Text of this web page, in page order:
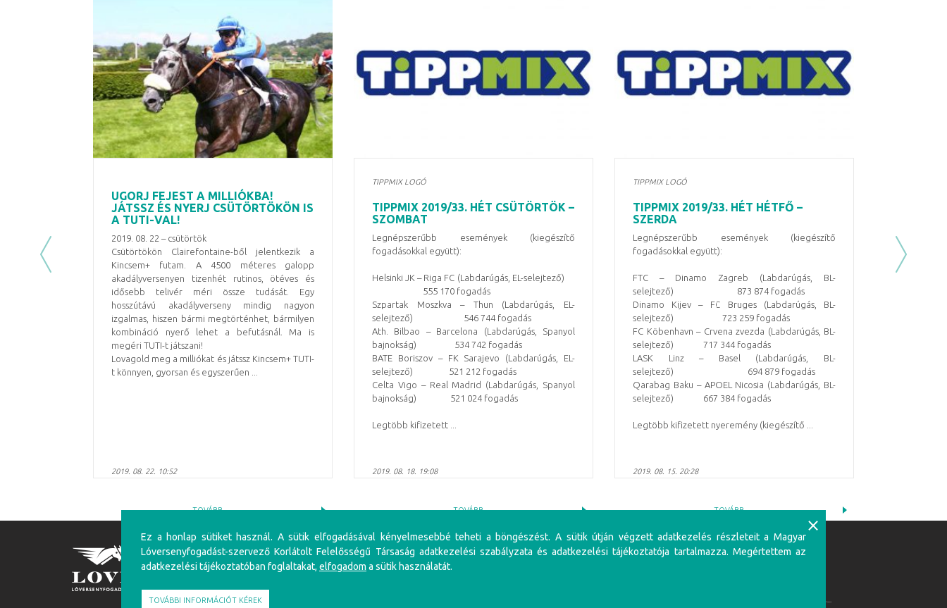
UGORJ FEJEST A MILLIÓKBA!
JÁTSSZ ÉS NYERJ CSÜTÖRTÖKÖN IS
A TUTI-VAL!
2019. 08. 22 – csütörtök
Csütörtökön Clairefontaine-ből jelentkezik a
Kincsem+ futam. A 4500 méteres galopp
akadályversenyen tizenhét rutinos, ötéves és
idősebb telivér méri össze tudását. Egy
hosszútávú akadályverseny mindig nagyon
izgalmas, hiszen bármi megtörténhet, bármilyen
kombináció nyerő lehet a befutásnál. Ma is
megéri TUTI-t játszani!
Lovagold meg a milliókat és játssz Kincsem+ TUTI-
t könnyen, gyorsan és egyszerűen ...
2019. 08. 22. 10:52
TOVÁBB
TIPPMIX LOGÓ
TIPPMIX 2019/33. HÉT CSÜTÖRTÖK –
SZOMBAT
Legnépszerűbb események (kiegészítő
fogadásokkal együtt):
Helsinki JK – Riga FC (Labdarúgás, EL-selejtező)
555 170 fogadás
Szpartak Moszkva – Thun (Labdarúgás, EL-
selejtező) 546 744 fogadás
Ath. Bilbao – Barcelona (Labdarúgás, Spanyol
bajnokság) 534 742 fogadás
BATE Boriszov – FK Sarajevo (Labdarúgás, EL-
selejtező) 521 212 fogadás
Celta Vigo – Real Madrid (Labdarúgás, Spanyol
bajnokság) 521 024 fogadás
Legtöbb kifizetett ...
2019. 08. 18. 19:08
TOVÁBB
TIPPMIX LOGÓ
TIPPMIX 2019/33. HÉT HÉTFŐ –
SZERDA
Legnépszerűbb események (kiegészítő
fogadásokkal együtt):
FTC – Dinamo Zagreb (Labdarúgás, BL-
selejtező) 873 874 fogadás
Dinamo Kijev – FC Bruges (Labdarúgás, BL-
selejtező) 723 259 fogadás
FC Köbenhavn – Crvena zvezda (Labdarúgás, BL-
selejtező) 717 344 fogadás
LASK Linz – Basel (Labdarúgás, BL-
selejtező) 694 879 fogadás
Qarabag Baku – APOEL Nicosia (Labdarúgás, BL-
selejtező) 667 384 fogadás
Legtöbb kifizetett nyeremény (kiegészítő ...
2019. 08. 15. 20:28
TOVÁBB
Previous Next
FIGYELEM!
A túlzásba vitt szerencsejáték ártalmas, mentálhigiénés problémákat, illetve függőséget okozhat! Éljen az önkorlátozás, önkizárás lehetőségével! Szerencsejátékban csak 18 éven
Írj nekünk! Játékosvédelem
Partnerünk:
Ez a honlap sütiket használ. A sütik elfogadásával kényelmesebbé teheti a böngészést. A sütik útján végzett adatkezelés részleteit a Magyar
Lóversenyfogadást-szervező Korlátolt Felelősségű Társaság adatkezelési szabályzata és adatkezelési tájékoztatója tartalmazza. Megértettem az
adatkezelési tájékoztatóban foglaltakat, elfogadom a sütik használatát.
TOVÁBBI INFORMÁCIÓT KÉREK
⨯